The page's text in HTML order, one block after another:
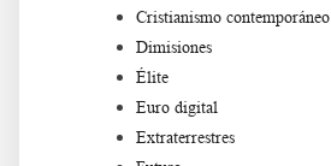
Cristianismo contemporáneo
Dimisiones
Élite
Euro digital
Extraterrestres